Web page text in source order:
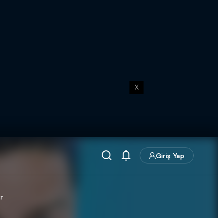
X
Giriş Yap